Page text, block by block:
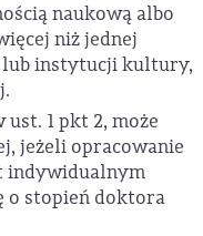
naukową albo
niż jednej
instytucji kultury,
1 pkt 2, może
jeżeli opracowanie
indywidualnym
o stopień doktora